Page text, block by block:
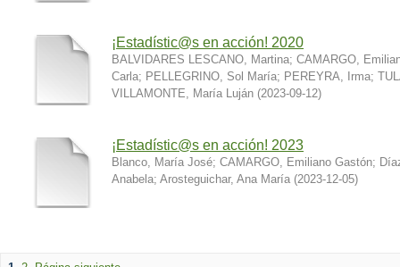
¡Estadístic@s en acción! 2020
BALVIDARES LESCANO, Martina; CAMARGO,
Carla; PELLEGRINO, Sol María; PEREYRA, Irma;
VILLAMONTE, María Luján (2023-09-12)
¡Estadístic@s en acción! 2023
Blanco, María José; CAMARGO, Emiliano Gastón;
Anabela; Arosteguichar, Ana María (2023-12-05)